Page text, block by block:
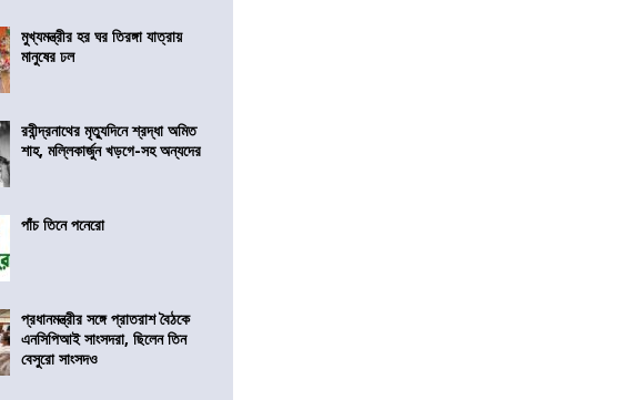
মুখ্যমন্ত্রীর হর ঘর তিরঙ্গা যাত্রায়
মানুষের ঢল
রবীন্দ্রনাথের মৃত্যুদিনে শ্রদ্ধা অমিত
শাহ, মল্লিকার্জুন খড়গে-সহ অন্যদের
পাঁচ তিনে পনেরো
প্রধানমন্ত্রীর সঙ্গে প্রাতরাশ বৈঠকে
এনসিপিআই সাংসদরা, ছিলেন তিন
বেসুরো সাংসদও